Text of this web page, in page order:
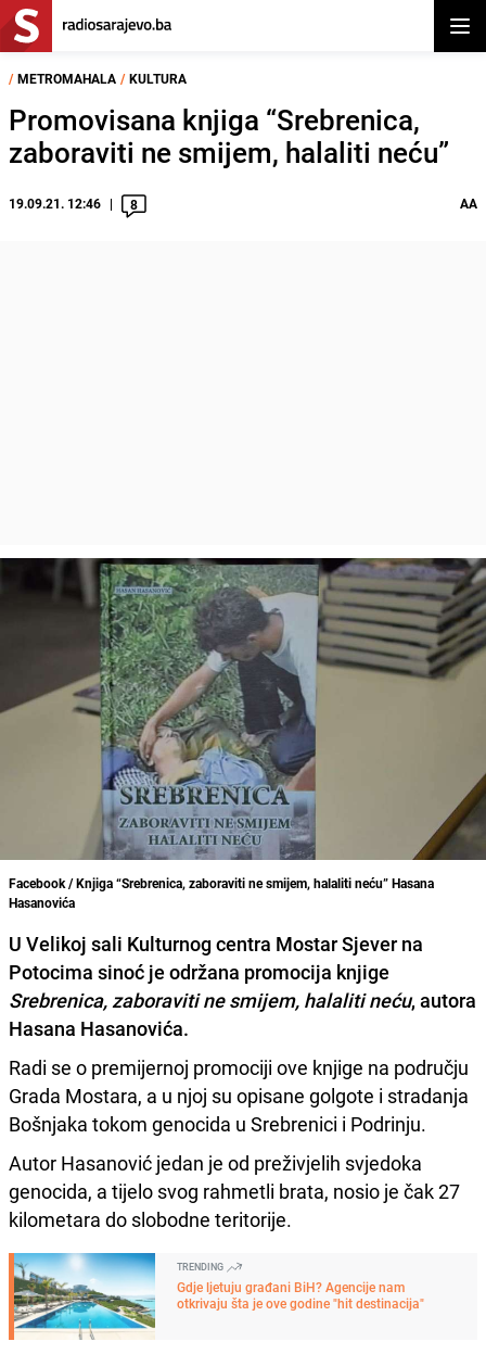
/ METROMAHALA / KULTURA
Promovisana knjiga “Srebrenica,
zaboraviti ne smijem, halaliti neću”
19.09.21. 12:46 8 AA
Facebook / Knjiga “Srebrenica, zaboraviti ne smijem, halaliti neću” Hasana
Hasanovića
U Velikoj sali Kulturnog centra Mostar Sjever na
Potocima sinoć je održana promocija knjige
Srebrenica, zaboraviti ne smijem, halaliti neću, autora
Hasana Hasanovića.
Radi se o premijernoj promociji ove knjige na području
Grada Mostara, a u njoj su opisane golgote i stradanja
Bošnjaka tokom genocida u Srebrenici i Podrinju.
Autor Hasanović jedan je od preživjelih svjedoka
genocida, a tijelo svog rahmetli brata, nosio je čak 27
kilometara do slobodne teritorije.
TRENDING
Gdje ljetuju građani BiH? Agencije nam
otkrivaju šta je ove godine "hit destinacija"